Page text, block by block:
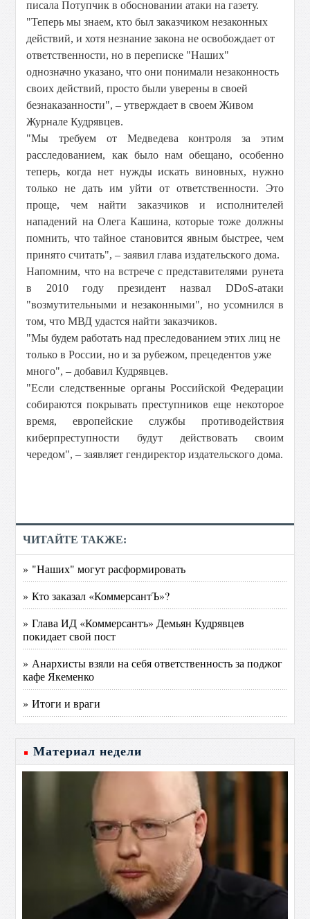
писала Потупчик в обосновании атаки на газету.
"Теперь мы знаем, кто был заказчиком незаконных
действий, и хотя незнание закона не освобождает от
ответственности, но в переписке "Наших"
однозначно указано, что они понимали незаконность
своих действий, просто были уверены в своей
безнаказанности", – утверждает в своем Живом
Журнале Кудрявцев.
"Мы требуем от Медведева контроля за этим
расследованием, как было нам обещано, особенно
теперь, когда нет нужды искать виновных, нужно
только не дать им уйти от ответственности. Это
проще, чем найти заказчиков и исполнителей
нападений на Олега Кашина, которые тоже должны
помнить, что тайное становится явным быстрее, чем
принято считать", – заявил глава издательского дома.
Напомним, что на встрече с представителями рунета
в 2010 году президент назвал DDoS-атаки
"возмутительными и незаконными", но усомнился в
том, что МВД удастся найти заказчиков.
"Мы будем работать над преследованием этих лиц не
только в России, но и за рубежом, прецедентов уже
много", – добавил Кудрявцев.
"Если следственные органы Российской Федерации
собираются покрывать преступников еще некоторое
время, европейские службы противодействия
киберпреступности будут действовать своим
чередом", – заявляет гендиректор издательского дома.
ЧИТАЙТЕ ТАКЖЕ:
» "Наших" могут расформировать
» Кто заказал «КоммерсантЪ»?
» Глава ИД «Коммерсантъ» Демьян Кудрявцев
покидает свой пост
» Анархисты взяли на себя ответственность за поджог
кафе Якеменко
» Итоги и враги
Материал недели